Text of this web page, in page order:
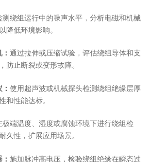
测绕组运行中的噪声水平，分析电磁和机械
降低环境影响。
通过拉伸或压缩试验，评估绕组导体和支
防止断裂或变形故障。
使用超声波或机械探头检测绕组绝缘层厚
和性能达标。
极端温度、湿度或腐蚀环境下进行绕组检
久性，扩展应用场景。
施加脉冲高电压，检验绕组绝缘在瞬态过